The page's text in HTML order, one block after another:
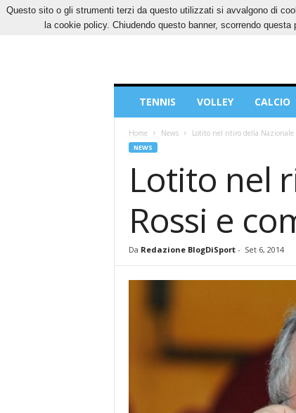
VENERDÌ, 7 AGOSTO 2026 CONTATTI
Sport
TENNIS VOLLEY CALCIO
Home News Lotito nel ritiro della
NEWS
Lotito nel
Rossi e
Da Redazione BlogDiSport- Set 6, 2014
Questo sito o gli strumenti terzi da questo utilizzati si avvalgono di
la cookie policy. Chiudendo questo banner, scorrendo